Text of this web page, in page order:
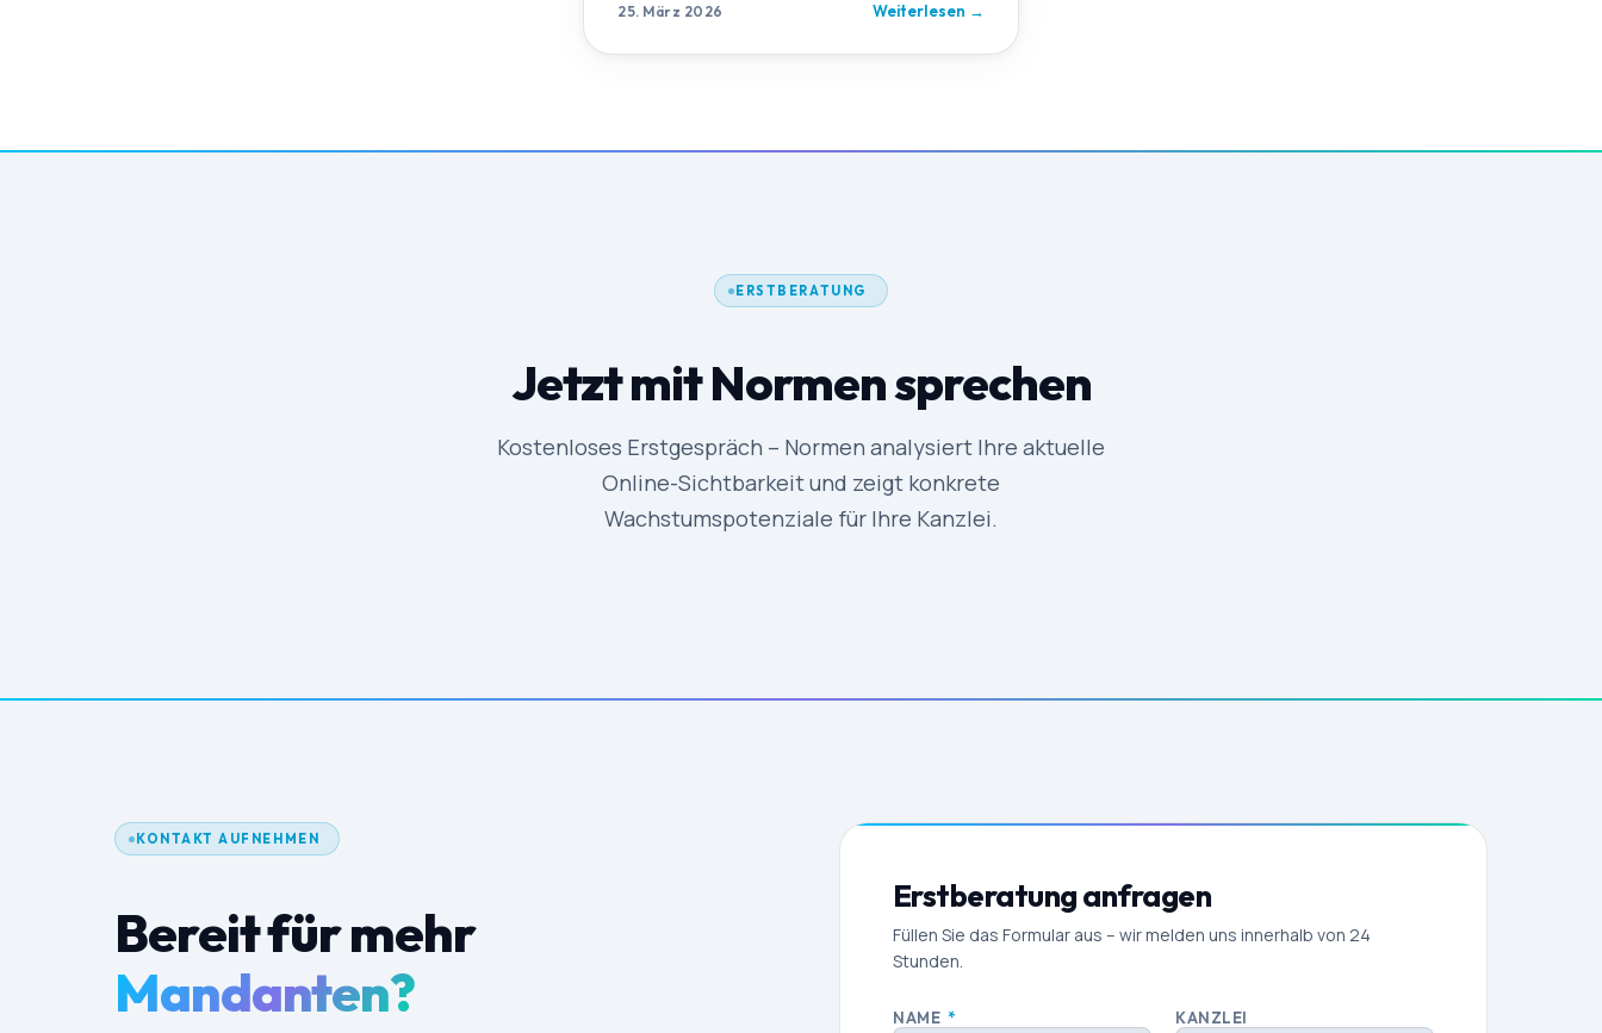
25. März 2026 Weiterlesen →
ERSTBERATUNG
Jetzt mit Normen sprechen
Kostenloses Erstgespräch – Normen analysiert Ihre aktuelle
Online-Sichtbarkeit und zeigt konkrete
Wachstumspotenziale für Ihre Kanzlei.
KONTAKT AUFNEHMEN
Bereit für mehr
Mandanten?
Erstberatung anfragen
Füllen Sie das Formular aus – wir melden uns innerhalb von 24
Stunden.
NAME * KANZLEI